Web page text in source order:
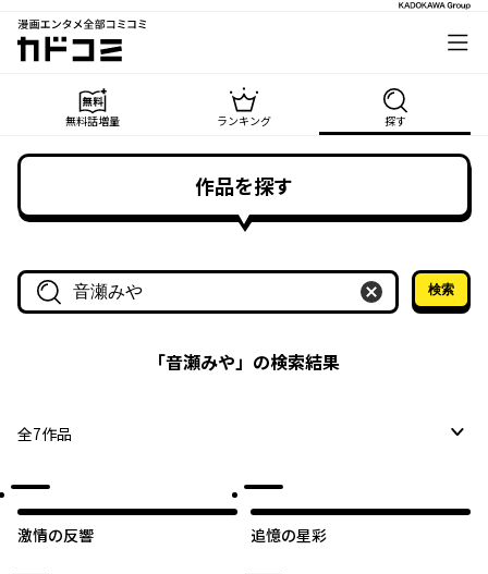
漫画エンタメ全部コミコミ
カドコミ
無料話増量 ランキング 探す
作品を探す
作品名・作家名で探す
検索
「音瀬みや」の検索結果
全7作品
激情の反響 追憶の星彩